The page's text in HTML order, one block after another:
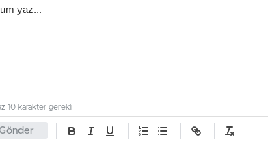
10 karakter gerekli